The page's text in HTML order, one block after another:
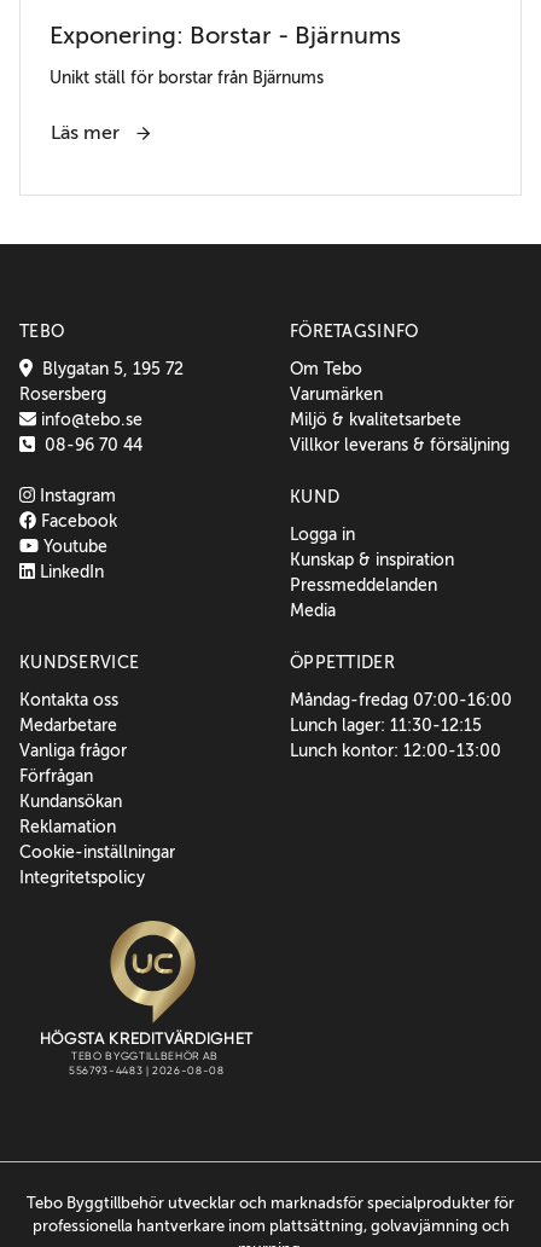
Exponering: Borstar - Bjärnums
Unikt ställ för borstar från Bjärnums
Läs mer
TEBO
Blygatan 5, 195 72
Rosersberg
info@tebo.se
08-96 70 44
Instagram
Facebook
Youtube
LinkedIn
FÖRETAGSINFO
Om Tebo
Varumärken
Miljö & kvalitetsarbete
Villkor leverans & försäljning
KUND
Logga in
Kunskap & inspiration
Pressmeddelanden
Media
KUNDSERVICE
Kontakta oss
Medarbetare
Vanliga frågor
Förfrågan
Kundansökan
Reklamation
Cookie-inställningar
Integritetspolicy
ÖPPETTIDER
Måndag-fredag 07:00-16:00
Lunch lager: 11:30-12:15
Lunch kontor: 12:00-13:00
Tebo Byggtillbehör utvecklar och marknadsför specialprodukter för
professionella hantverkare inom plattsättning, golvavjämning och